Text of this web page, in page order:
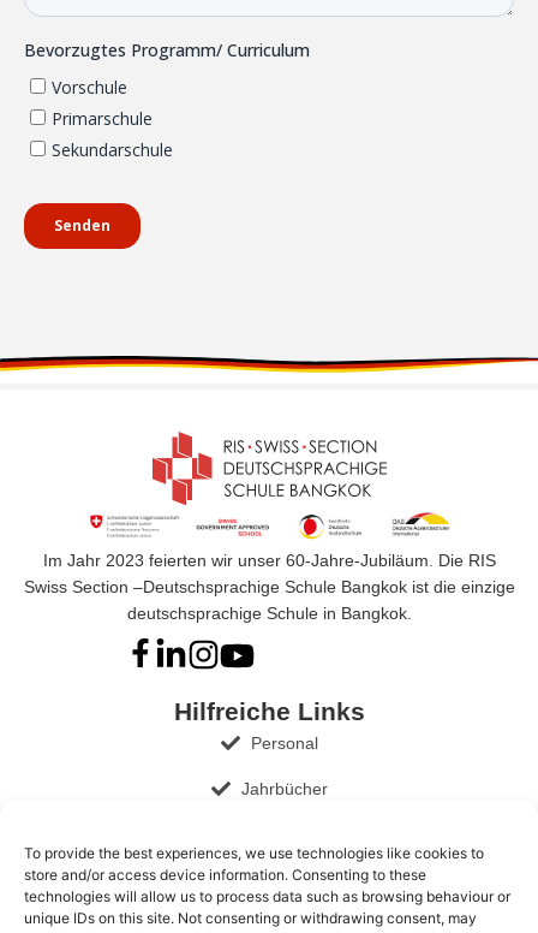
To provide the best experiences, we use technologies like cookies to
store and/or access device information. Consenting to these
technologies will allow us to process data such as browsing behaviour or
unique IDs on this site. Not consenting or withdrawing consent, may
Im Jahr 2023 feierten wir unser 60-Jahre-Jubiläum. Die RIS
Swiss Section –Deutschsprachige Schule Bangkok ist die einzige
deutschsprachige Schule in Bangkok.
Hilfreiche Links
Personal
Jahrbücher
Schuldokumente & Publikationen
Stellenangebote